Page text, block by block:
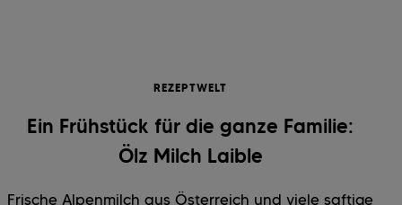
REZEPTWELT
Ein Frühstück für die ganze Familie:
Ölz Milch Laible
Frische Alpenmilch aus Österreich und viele saftige